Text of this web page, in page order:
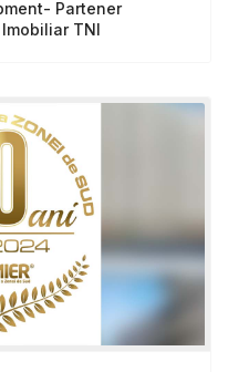
Partener
TNI